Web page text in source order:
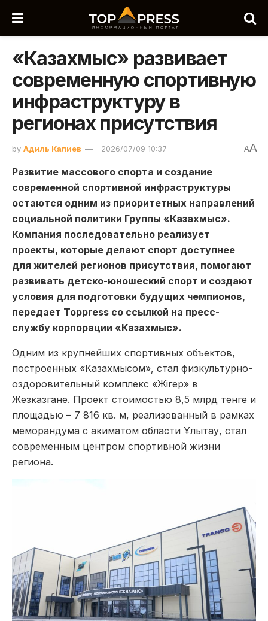
«Казахмыс» развивает
современную спортивную
инфраструктуру в
регионах присутствия
by Адиль Калиев 2026/07/09 10:37 AA
Развитие массового спорта и создание
современной спортивной инфраструктуры
остаются одним из приоритетных направлений
социальной политики Группы «Казахмыс».
Компания последовательно реализует
проекты, которые делают спорт доступнее
для жителей регионов присутствия, помогают
развивать детско-юношеский спорт и создают
условия для подготовки будущих чемпионов,
передает Toppress со ссылкой на пресс-
службу корпорации «Казахмыс».
Одним из крупнейших спортивных объектов,
построенных «Казахмысом», стал физкультурно-
оздоровительный комплекс «Жігер» в
Жезказгане. Проект стоимостью 8,5 млрд тенге и
площадью – 7 816 кв. м, реализованный в рамках
меморандума с акиматом области Ұлытау, стал
современным центром спортивной жизни
региона.